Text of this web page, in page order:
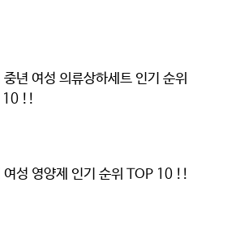
년 여성 의류상하세트 인기 순위
10 !!
성 영양제 인기 순위 TOP 10 !!